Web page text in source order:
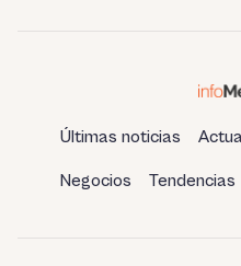
Últimas noticias
Negocios Tendencias